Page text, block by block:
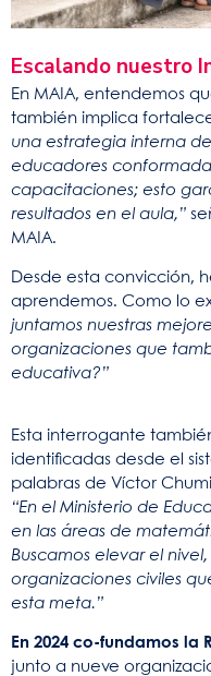
Escalando nuestro
En MAIA, entendemos
también implica
una estrategia interna
educadores
capacitaciones; esto
resultados en el aula,”
MAIA.
Desde esta convicción,
aprendemos. Como lo
juntamos nuestras
organizaciones que
educativa?”
Esta interrogante
identificadas desde el
palabras de Víctor
“En el Ministerio de
en las áreas de
Buscamos elevar el
organizaciones civiles
esta meta.”
En 2024 co-fundamos
junto a nueve